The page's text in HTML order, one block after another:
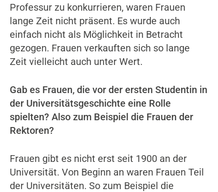
Professur zu konkurrieren, waren Frauen
lange Zeit nicht präsent. Es wurde auch
einfach nicht als Möglichkeit in Betracht
gezogen. Frauen verkauften sich so lange
Zeit vielleicht auch unter Wert.
Gab es Frauen, die vor der ersten Studentin in
der Universitätsgeschichte eine Rolle
spielten? Also zum Beispiel die Frauen der
Rektoren?
Frauen gibt es nicht erst seit 1900 an der
Universität. Von Beginn an waren Frauen Teil
der Universitäten. So zum Beispiel die